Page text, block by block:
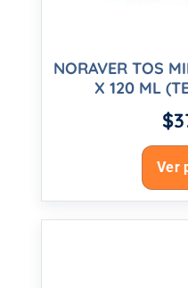
NORAVER TOS
X 120 ML
$
Ver